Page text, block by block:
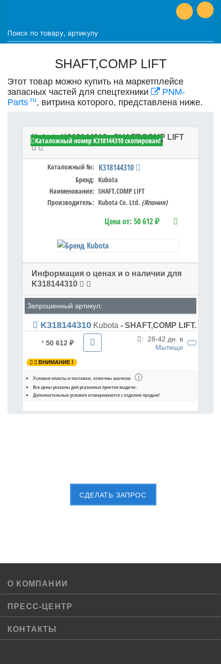
SHAFT,COMP LIFT
Этот товар можно купить на маркетплейсе
запасных частей для спецтехники
PNM-
Parts.ru, витрина которого, представлена ниже.
Kubota K318144310 - SHAFT,COMP LIFT
Каталожный №: K318144310
Бренд: Kubota
Наименование: SHAFT,COMP LIFT
Производитель: Kubota Co. Ltd. (Япония)
Цена от:50 612 ₽
Каталожный номер K318144310 скопирован!
Информация о ценах и о наличии для
K318144310
Запрошенный артикул:
K318144310 Kubota - SHAFT,COMP LIFT.
* 50 612 ₽ : 28-42 дн. в
Мытищи
ВНИМАНИЕ !
Условия оплаты и поставки, отмечны значком ⓘ
Все цены указаны дляуказанных пунктов выдачи.
Дополнительные условия оговариваются с отделом продаж!
CДЕЛАТЬ ЗАПРОС
О КОМПАНИИ
ПРЕСС-ЦЕНТР
КОНТАКТЫ